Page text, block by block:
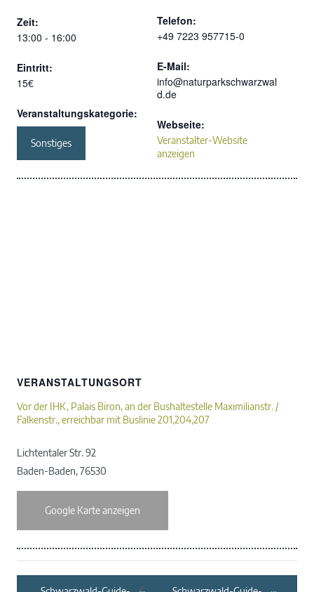
Zeit:
13:00 - 16:00
Eintritt:
15€
Veranstaltungskategorie:
Sonstiges
Telefon:
+49 7223 957715-0
E-Mail:
info@naturparkschwarzwal
d.de
Webseite:
Veranstalter-Website
anzeigen
VERANSTALTUNGSORT
Vor der IHK, Palais Biron, an der Bushaltestelle Maximilianstr. /
Falkenstr., erreichbar mit Buslinie 201,204,207
Lichtentaler Str. 92
Baden-Baden,76530
Google Karte anzeigen